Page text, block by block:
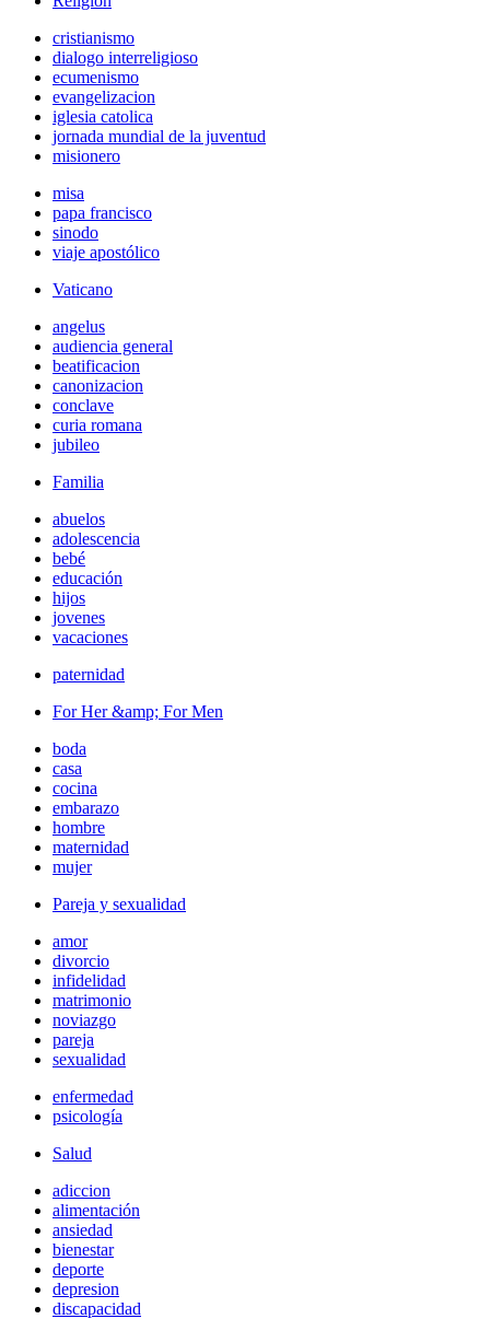
cristianismo
dialogo interreligioso
ecumenismo
evangelizacion
iglesia catolica
jornada mundial de la juventud
misionero
misa
papa francisco
sinodo
viaje apostólico
Vaticano
angelus
audiencia general
beatificacion
canonizacion
conclave
curia romana
jubileo
Familia
abuelos
adolescencia
bebé
educación
hijos
jovenes
vacaciones
paternidad
For Her &amp; For Men
boda
casa
cocina
embarazo
hombre
maternidad
mujer
Pareja y sexualidad
amor
divorcio
infidelidad
matrimonio
noviazgo
pareja
sexualidad
enfermedad
psicología
Salud
adiccion
alimentación
ansiedad
bienestar
deporte
depresion
discapacidad